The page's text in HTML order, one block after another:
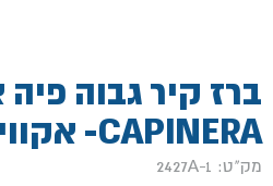
ברז קיר גבוה
CAPINERA- אקווילה
מק"ט: 2427A-1